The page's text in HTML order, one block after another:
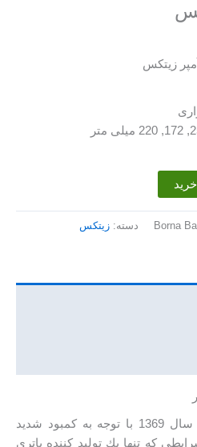
Borna دسته: زیتکس
شرکت تولیدی برنا باتری در سال 1369 با توجه به كمبود شديد
كه تنها يك توليد كننده باتري